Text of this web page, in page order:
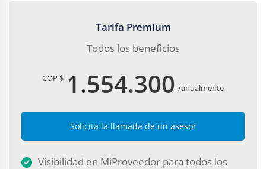
Tarifa Premium
Todos los beneficios
COP $ 1.554.300 /anualmente
Solicita la llamada de un asesor
Visibilidad en MiProveedor para todos los